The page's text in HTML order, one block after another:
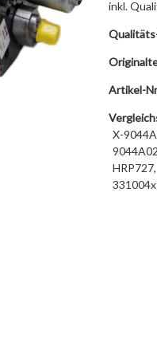
inkl.
Artikel-
X-
HRP727,